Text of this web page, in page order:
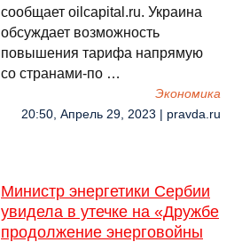
сообщает oilcapital.ru. Украина
обсуждает возможность
повышения тарифа напрямую
со странами-по …
Экономика
20:50, Апрель 29, 2023 | pravda.ru
Министр энергетики Сербии
увидела в утечке на «Дружбе
продолжение энерговойны